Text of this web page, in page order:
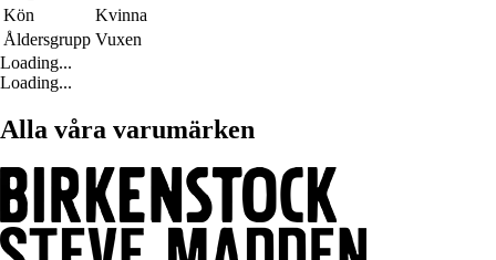
Kön
Kvinna
Åldersgrupp Vuxen
Loading...
Loading...
Alla våra varumärken